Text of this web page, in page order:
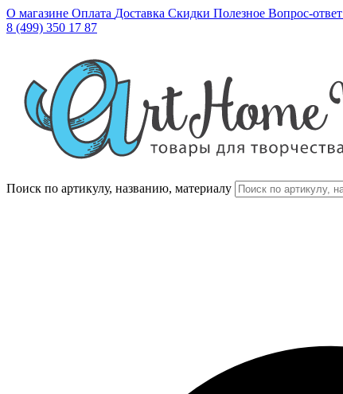
О магазине Оплата Доставка Скидки Полезное Вопрос-ответ
8 (499) 350 17 87
Поиск по артикулу, названию, материалу